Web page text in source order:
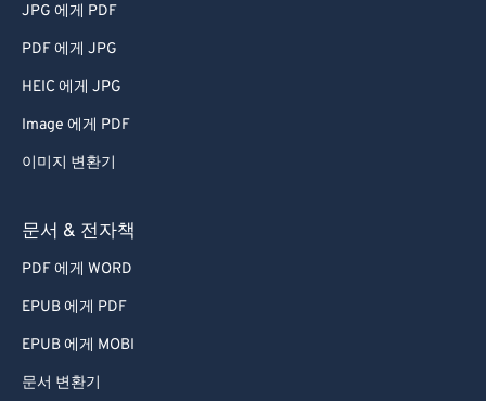
JPG 에게 PDF
PDF 에게 JPG
HEIC 에게 JPG
Image 에게 PDF
이미지 변환기
문서 & 전자책
PDF 에게 WORD
EPUB 에게 PDF
EPUB 에게 MOBI
문서 변환기